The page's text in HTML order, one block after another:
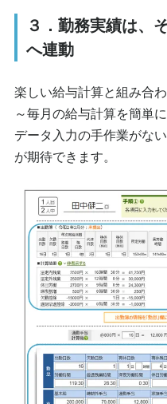
３．勤務実績は、
へ連動
楽しい給与計算と組み合
～毎月の給与計算を簡単に
データ入力の手作業がな
が期待できます。